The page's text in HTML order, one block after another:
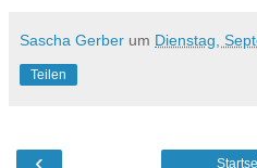
Sascha Gerber um Dienstag,
Teilen